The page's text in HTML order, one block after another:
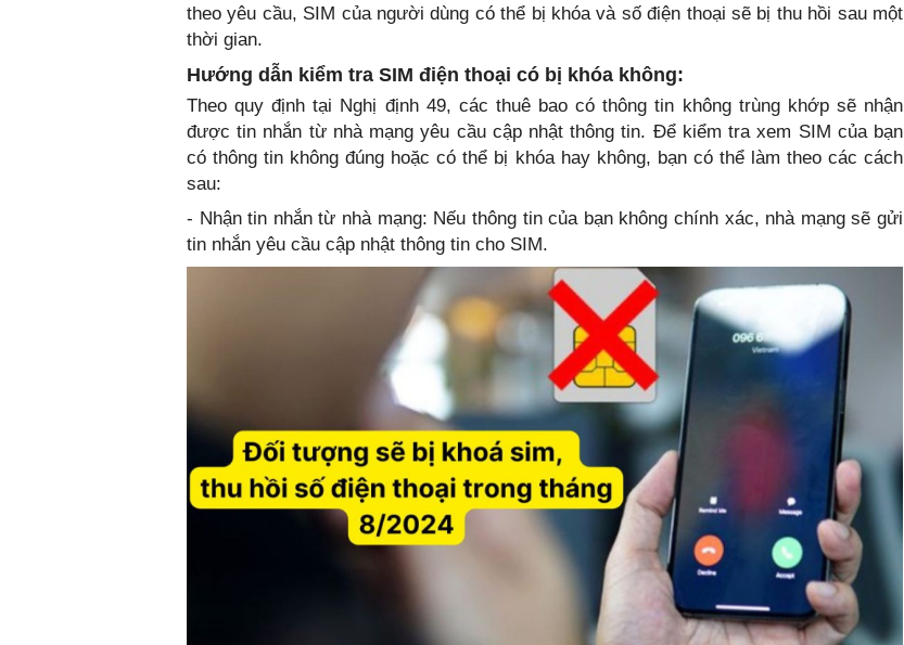
theo yêu cầu, SIM của người dùng có thể bị khóa và số điện thoại sẽ bị thu hồi sau một
thời gian.
Hướng dẫn kiểm tra SIM điện thoại có bị khóa không:
Theo quy định tại Nghị định 49, các thuê bao có thông tin không trùng khớp sẽ nhận
được tin nhắn từ nhà mạng yêu cầu cập nhật thông tin. Để kiểm tra xem SIM của bạn
có thông tin không đúng hoặc có thể bị khóa hay không, bạn có thể làm theo các cách
sau:
- Nhận tin nhắn từ nhà mạng: Nếu thông tin của bạn không chính xác, nhà mạng sẽ gửi
tin nhắn yêu cầu cập nhật thông tin cho SIM.